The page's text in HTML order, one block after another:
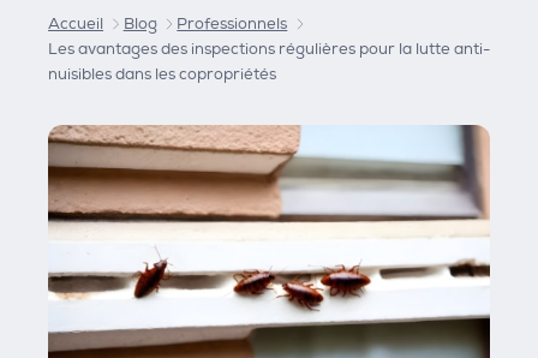
Accueil Blog
Professionnels
Les avantages des inspections régulières pour la lutte anti-
nuisibles dans les copropriétés